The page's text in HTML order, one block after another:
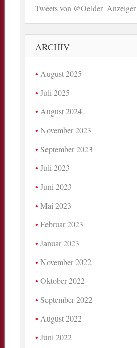
Tweets von @Oelder_Anzeiger
ARCHIV
August 2025
Juli 2025
August 2024
November 2023
September 2023
Juli 2023
Juni 2023
Mai 2023
Februar 2023
Januar 2023
November 2022
Oktober 2022
September 2022
August 2022
Juni 2022